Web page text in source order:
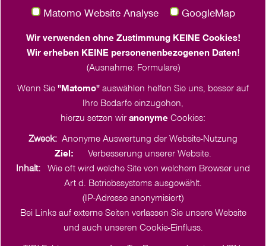
Häktweg 6 (Eingang Franziskushaus)
18057 Rostock
0381 260 536 21
Cookie-Einstellungen
Matomo Website Analyse GoogleMap
Wir verwenden ohne Zustimmung KEINE Cookies!
Wir erheben KEINE personenenbezogenen Daten!
(Ausnahme: Formulare)
Wenn Sie "Matomo" auswählen helfen Sie uns, besser auf
Ihre Bedarfe einzugehen,
hierzu setzen wir anonyme Cookies:
Zweck: Anonyme Auswertung der Website-Nutzung
Ziel: Verbesserung unserer Website.
Inhalt: Wie oft wird welche Site von welchem Browser und
Art d. Betriebssystems ausgewählt.
(IP-Adresse anonymisiert)
Bei Links auf externe Seiten verlassen Sie unsere Website
und auch unseren Cookie-Einfluss.